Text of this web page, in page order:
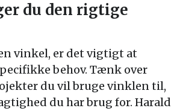
du den rigtige
vinkel, er det vigtigt at
behov. Tænk over
du vil bruge vinklen til,
du har brug for. Harald